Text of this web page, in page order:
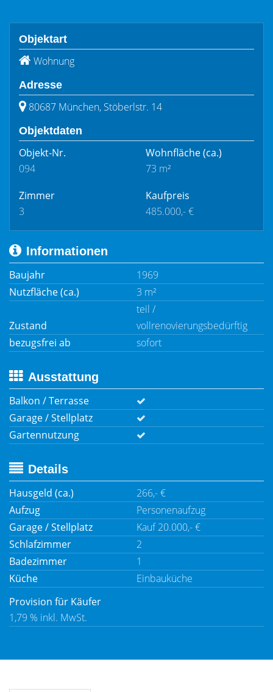
Objektart
Wohnung
Adresse
80687 München, Stöberlstr. 14
Objektdaten
Objekt-Nr.
094
Wohnfläche(ca.)
73 m²
Zimmer
3
Kaufpreis
485.000,- €
Informationen
Baujahr
1969
Nutzfläche (ca.)
3 m²
Zustand
teil /
vollrenovierungsbedürftig
bezugsfrei ab
sofort
Ausstattung
Balkon / Terrasse
Garage / Stellplatz
Gartennutzung
Details
Hausgeld (ca.)
266,- €
Aufzug
Personenaufzug
Garage / Stellplatz
Kauf 20.000,- €
Schlafzimmer
2
Badezimmer
1
Küche
Einbauküche
Provision für Käufer
1,79 % inkl. MwSt.